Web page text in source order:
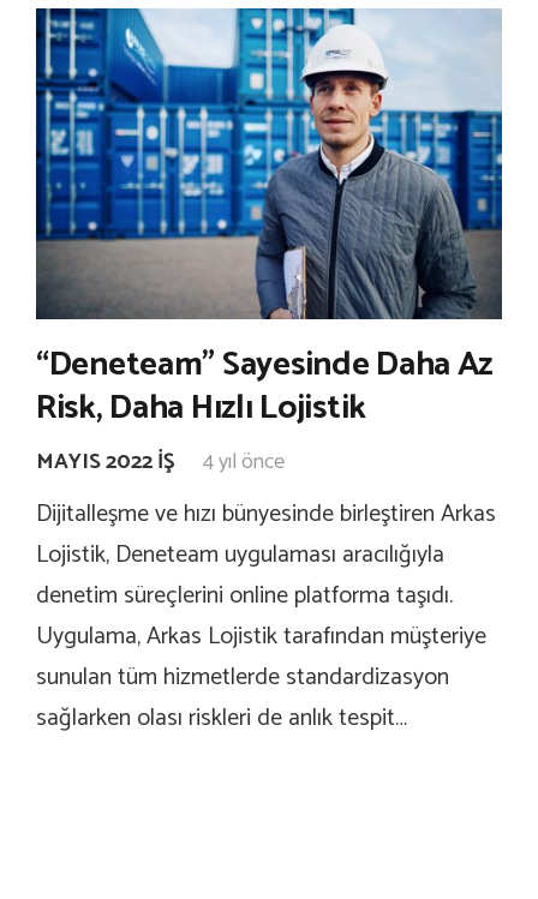
“Deneteam” Sayesinde Daha Az
Risk, Daha Hızlı Lojistik
MAYIS 2022 İŞ 4 yıl önce
Dijitalleşme ve hızı bünyesinde birleştiren Arkas
Lojistik, Deneteam uygulaması aracılığıyla
denetim süreçlerini online platforma taşıdı.
Uygulama, Arkas Lojistik tarafından müşteriye
sunulan tüm hizmetlerde standardizasyon
sağlarken olası riskleri de anlık tespit…